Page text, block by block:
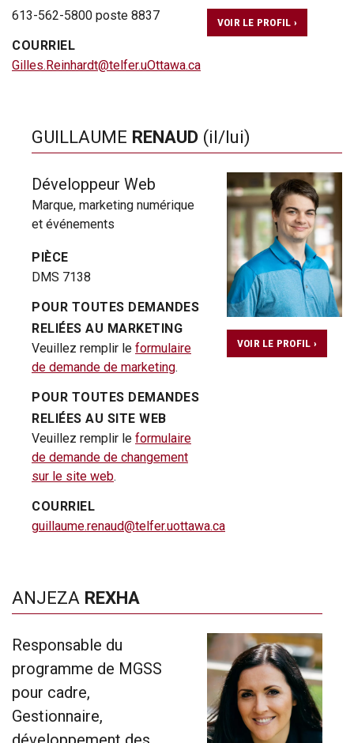
613-562-5800 poste 8837
COURRIEL
Gilles.Reinhardt@telfer.uOttawa.ca
VOIR LE PROFIL ›
GUILLAUME RENAUD (il/lui)
Développeur Web
Marque, marketing numérique
et événements
PIÈCE
DMS 7138
POUR TOUTES DEMANDES
RELIÉES AU MARKETING
Veuillez remplir le formulaire
de demande de marketing.
POUR TOUTES DEMANDES
RELIÉES AU SITE WEB
Veuillez remplir le formulaire
de demande de changement
sur le site web.
COURRIEL
guillaume.renaud@telfer.uottawa.ca
VOIR LE PROFIL ›
ANJEZA REXHA
Responsable du
programme de MGSS
pour cadre,
Gestionnaire,